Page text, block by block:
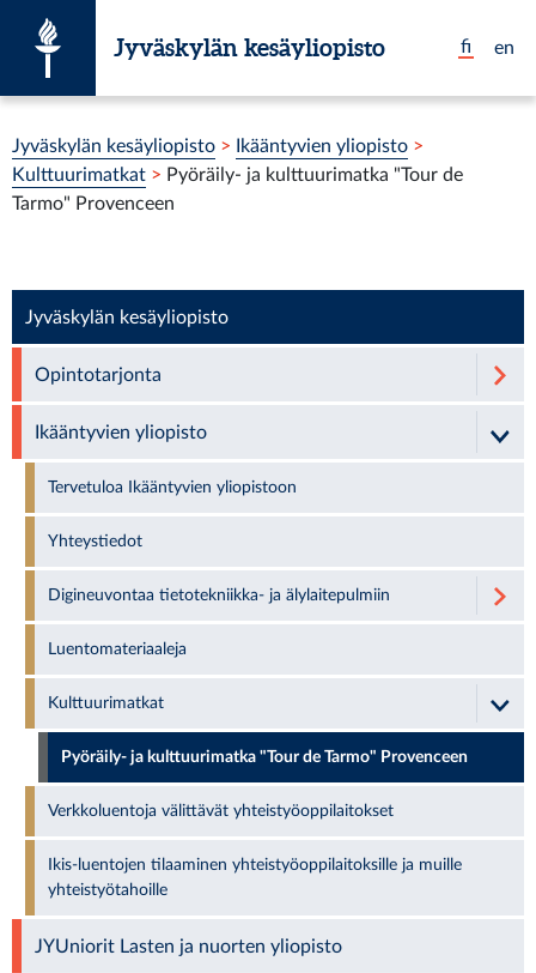
fi
en
Jyväskylän kesäyliopisto
Jyväskylän kesäyliopisto > Ikääntyvien yliopisto >
Kulttuurimatkat > Pyöräily- ja kulttuurimatka "Tour de
Tarmo" Provenceen
Jyväskylän kesäyliopisto
Opintotarjonta
Ikääntyvien yliopisto
Tervetuloa Ikääntyvien yliopistoon
Yhteystiedot
Digineuvontaa tietotekniikka- ja älylaitepulmiin
Luentomateriaaleja
Kulttuurimatkat
Pyöräily- ja kulttuurimatka "Tour de Tarmo" Provenceen
Verkkoluentoja välittävät yhteistyöoppilaitokset
Ikis-luentojen tilaaminen yhteistyöoppilaitoksille ja muille
yhteistyötahoille
JYUniorit Lasten ja nuorten yliopisto